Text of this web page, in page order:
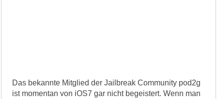
Das bekannte Mitglied der Jailbreak Community pod2g
ist momentan von iOS7 gar nicht begeistert. Wenn man